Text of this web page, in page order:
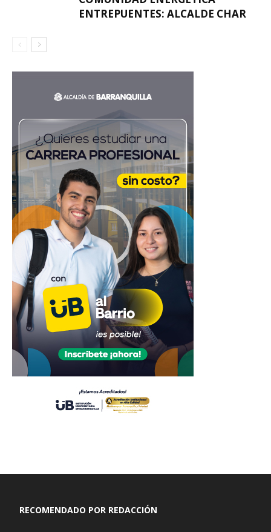
ENTREPUENTES: ALCALDE CHAR
RECOMENDADO POR REDACCIÓN